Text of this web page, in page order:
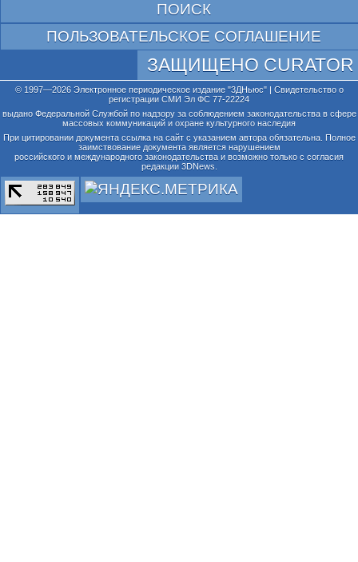
ПОИСК
ПОЛЬЗОВАТЕЛЬСКОЕ СОГЛАШЕНИЕ
ЗАЩИЩЕНО CURATOR
© 1997—2026 Электронное периодическое издание "3ДНьюс" | Свидетельство о
регистрации СМИ Эл ФС 77-22224
выдано Федеральной Службой по надзору за соблюдением законодательства в сфере
массовых коммуникаций и охране культурного наследия
При цитировании документа ссылка на сайт с указанием автора обязательна. Полное
заимствование документа является нарушением
российского и международного законодательства и возможно только с согласия
редакции 3DNews.